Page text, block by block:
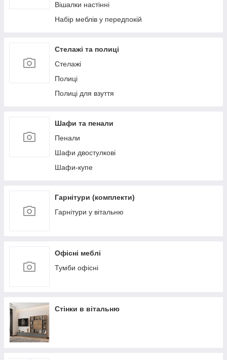
Вішалки настінні
Набір меблів у передпокій
Стелажі та полиці
Стелажі
Полиці
Полиці для взуття
Шафи та пенали
Пенали
Шафи двостулкові
Шафи-купе
Гарнітури (комплекти)
Гарнітури у вітальню
Офісні меблі
Тумби офісні
Стінки в вітальню